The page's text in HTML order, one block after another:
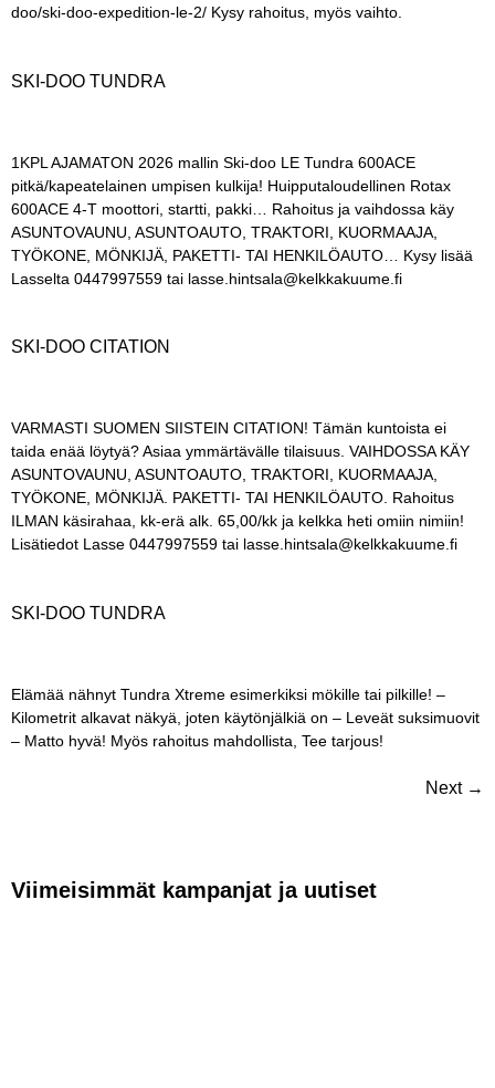
doo/ski-doo-expedition-le-2/ Kysy rahoitus, myös vaihto.
SKI-DOO TUNDRA
1KPL AJAMATON 2026 mallin Ski-doo LE Tundra 600ACE
pitkä/kapeatelainen umpisen kulkija! Huipputaloudellinen Rotax
600ACE 4-T moottori, startti, pakki… Rahoitus ja vaihdossa käy
ASUNTOVAUNU, ASUNTOAUTO, TRAKTORI, KUORMAAJA,
TYÖKONE, MÖNKIJÄ, PAKETTI- TAI HENKILÖAUTO… Kysy lisää
Lasselta 0447997559 tai lasse.hintsala@kelkkakuume.fi
SKI-DOO CITATION
VARMASTI SUOMEN SIISTEIN CITATION! Tämän kuntoista ei
taida enää löytyä? Asiaa ymmärtävälle tilaisuus. VAIHDOSSA KÄY
ASUNTOVAUNU, ASUNTOAUTO, TRAKTORI, KUORMAAJA,
TYÖKONE, MÖNKIJÄ. PAKETTI- TAI HENKILÖAUTO. Rahoitus
ILMAN käsirahaa, kk-erä alk. 65,00/kk ja kelkka heti omiin nimiin!
Lisätiedot Lasse 0447997559 tai lasse.hintsala@kelkkakuume.fi
SKI-DOO TUNDRA
Elämää nähnyt Tundra Xtreme esimerkiksi mökille tai pilkille! –
Kilometrit alkavat näkyä, joten käytönjälkiä on – Leveät suksimuovit
– Matto hyvä! Myös rahoitus mahdollista, Tee tarjous!
Next →
Viimeisimmät kampanjat ja uutiset